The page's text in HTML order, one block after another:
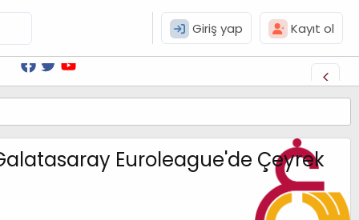
Giriş yap Kayıt ol
Euroleague'de Çeyrek